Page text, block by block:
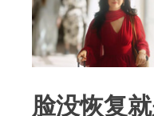
脸没恢复